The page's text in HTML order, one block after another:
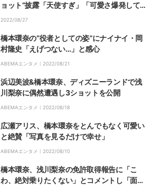
ョット”披露「天使すぎ」「可愛さ爆発して
る」とファン絶賛
2022/08/27
橋本環奈の“役者としての姿”にナイナイ・岡
村隆史「えげつない…」と感心
ABEMAエンタメ｜ 2022/08/21
浜辺美波&橋本環奈、ディズニーランドで浅
川梨奈に偶然遭遇し3ショットを公開
ABEMAエンタメ｜ 2022/08/18
広瀬アリス、橋本環奈をとんでもなく可愛い
と絶賛「写真を見るだけで幸せ」
ABEMAエンタメ｜ 2022/08/10
橋本環奈、浅川梨奈の免許取得報告に「こ
わ、絶対乗りたくない」とコメントし「面白